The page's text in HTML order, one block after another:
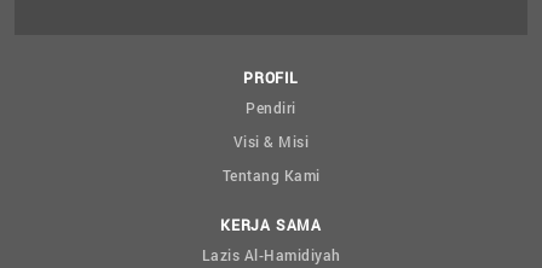
PROFIL
Pendiri
Visi & Misi
Tentang Kami
KERJA SAMA
Lazis Al-Hamidiyah